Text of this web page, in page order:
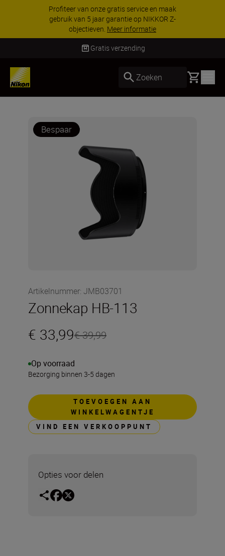
Profiteer van onze gratis service en maak
gebruik van 5 jaar garantie op NIKKOR Z-
objectieven. Meer informatie
Gratis verzending
Zoeken Basket
Bespaar
Artikelnummer: JMB03701
Zonnekap HB-113
€ 33,99€ 39,99
Op voorraad
Bezorging binnen 3-5 dagen
TOEVOEGEN AAN
WINKELWAGENTJE
VIND EEN VERKOOPPUNT
Opties voor delen